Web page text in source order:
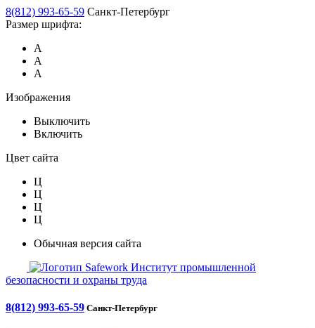
8(812) 993-65-59 Санкт-Петербург
Размер шрифта:
А
А
А
Изображения
Выключить
Включить
Цвет сайта
Ц
Ц
Ц
Ц
Обычная версия сайта
Safework Институт промышленной
безопасности и охраны труда
8(812) 993-65-59 Санкт-Петербург